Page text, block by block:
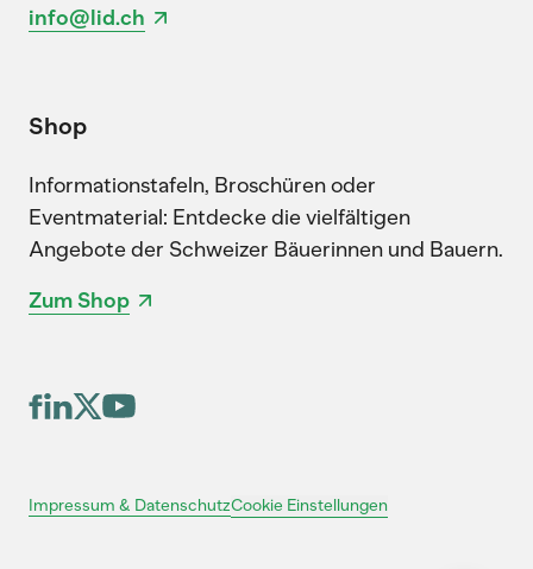
info@lid.ch
Shop
Informationstafeln, Broschüren oder
Eventmaterial: Entdecke die vielfältigen
Angebote der Schweizer Bäuerinnen und Bauern.
Zum Shop
Impressum & DatenschutzCookie Einstellungen